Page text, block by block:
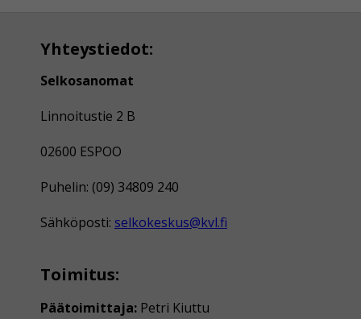
Yhteystiedot:
Selkosanomat
Linnoitustie 2 B
02600 ESPOO
Puhelin: (09) 34809 240
Sähköposti: selkokeskus@kvl.fi
Toimitus:
Päätoimittaja: Petri Kiuttu